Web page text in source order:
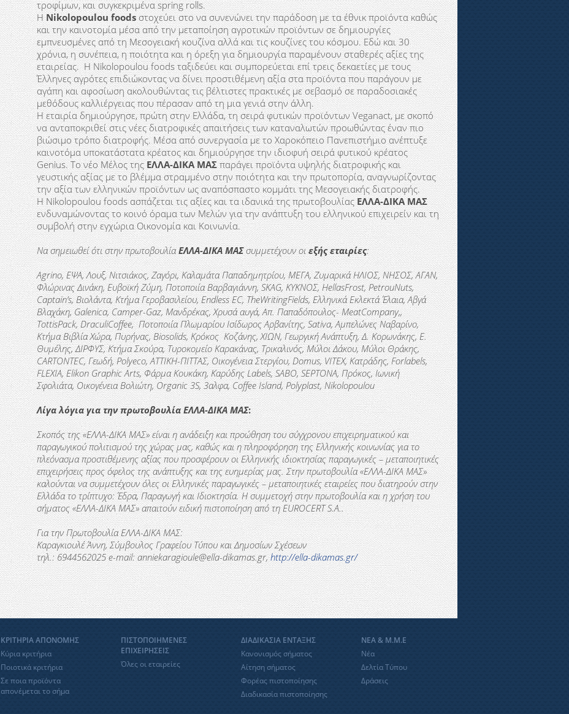
τροφίμων, και συγκεκριμένα spring rolls.
HNikolopoulou foodsστοχεύει στο να συνενώνει την παράδοση με τα έθνικ προϊόντα καθώς
και την καινοτομία μέσα από την μεταποίηση αγροτικών προϊόντων σε δημιουργίες
εμπνευσμένες από τη Μεσογειακή κουζίνα αλλά και τις κουζίνες του κόσμου. Εδώ και 30
χρόνια, η συνέπεια, η ποιότητα και η όρεξη για δημιουργία παραμένουν σταθερές αξίες της
εταιρείας. H Nikolopoulou foods ταξιδεύει και συμπορεύεται επί τρεις δεκαετίες με τους
Έλληνες αγρότες επιδιώκοντας να δίνει προστιθέμενη αξία στα προϊόντα που παράγουν με
αγάπη και αφοσίωση ακολουθώντας τις βέλτιστες πρακτικές με σεβασμό σε παραδοσιακές
μεθόδους καλλιέργειας που πέρασαν από τη μια γενιά στην άλλη.
H εταιρία δημιούργησε, πρώτη στην Ελλάδα, τη σειρά φυτικών προϊόντων Veganact, με σκοπό
να ανταποκριθεί στις νέες διατροφικές απαιτήσεις των καταναλωτών προωθώντας έναν πιο
βιώσιμο τρόπο διατροφής. Μέσα από συνεργασία με το Χαροκόπειο Πανεπιστήμιο ανέπτυξε
καινοτόμα υποκατάστατα κρέατος και δημιούργησε την ιδιοφυή σειρά φυτικού κρέατος
Genius. Το νέο Μέλος τηςΕΛΛΑ-ΔΙΚΑ ΜΑΣπαράγει προϊόντα υψηλής διατροφικής και
γευστικής αξίας με το βλέμμα στραμμένο στην ποιότητα και την πρωτοπορία, αναγνωρίζοντας
την αξία των ελληνικών προϊόντων ως αναπόσπαστο κομμάτι της Μεσογειακής διατροφής.
Η Nikolopoulou foods ασπάζεται τις αξίες και τα ιδανικά της πρωτοβουλίαςΕΛΛΑ-ΔΙΚΑ ΜΑΣ
ενδυναμώνοντας το κοινό όραμα των Μελών για την ανάπτυξη του ελληνικού επιχειρείν και τη
συμβολή στην εγχώρια Οικονομία και Κοινωνία.
Να σημειωθεί ότι στην πρωτοβουλίαΕΛΛΑ-ΔΙΚΑ ΜΑΣσυμμετέχουν οιεξής εταιρίες:
Agrino, ΕΨΑ, Λουξ, Νιτσιάκος, Ζαγόρι, Καλαμάτα Παπαδημητρίου, ΜΕΓΑ, Ζυμαρικά ΗΛΙΟΣ, ΝΗΣΟΣ, ΑΓΑΝ,
Φλώρινας Δινάκη, Ευβοϊκή Ζύμη, Ποτοποιία Βαρβαγιάννη, SKAG, KΥΚΝΟΣ, HellasFrost, PetrouNuts,
Captain’s, Βιολάντα, Κτήμα Γεροβασιλείου, Endless EC, TheWritingFields, Ελληνικά Εκλεκτά Έλαια, Aβγά
Βλαχάκη, Galenica, Camper-Gaz, Μανδρέκας, Χρυσά αυγά, Απ. Παπαδόπουλος- MeatCompany,,
TottisPack, DraculiCoffee, Ποτοποιία Πλωμαρίου Ισίδωρος Αρβανίτης, Sativa, Αμπελώνες Ναβαρίνο,
Κτήμα Βιβλία Χώρα, Πυρήνας, Biosolids, Κρόκος Κοζάνης, ΧΙΩΝ, Γεωργική Ανάπτυξη, Δ. Κορωνάκης, Ε.
Θυμέλης, ΔΙΡΦΥΣ, Κτήμα Σκούρα, Τυροκομείο Καρακάνας, Τρικαλινός, Μύλοι Δάκου, Μύλοι Θράκης,
CARTONTEC, Γεωδή, Polyeco, ΑΤΤΙΚΗ-ΠΙΤΤΑΣ, Οικογένεια Στεργίου, Domus, VITEX, Κατράδης, Forlabels,
FLEXIA, Elikon Graphic Arts, Φάρμα Κουκάκη, Καρύδης Labels,SABO, SEPTONA, Πρόκος, Ιωνική
Σφολιάτα, Οικογένεια Βολιώτη, Organic 3S, 3αλφα,Coffee Island, Polyplast, Nikolopoulou
Λίγα λόγια για την πρωτοβουλία ΕΛΛΑ-ΔΙΚΑ ΜΑΣ:
Σκοπός της «ΕΛΛΑ-ΔΙΚΑ ΜΑΣ» είναι η ανάδειξη και προώθηση του σύγχρονου επιχειρηματικού και
παραγωγικού πολιτισμού της χώρας μας, καθώς και η πληροφόρηση της Ελληνικής κοινωνίας για το
πλεόνασμα προστιθέμενης αξίας που προσφέρουν οι Ελληνικής ιδιοκτησίας παραγωγικές – μεταποιητικές
επιχειρήσεις προς όφελος της ανάπτυξης και της ευημερίας μας. Στην πρωτοβουλία «ΕΛΛΑ-∆ΙΚΑ ΜΑΣ»
καλούνται να συμμετέχουν όλες οι Ελληνικές παραγωγικές – μεταποιητικές εταιρείες που διατηρούν στην
Ελλάδα το τρίπτυχο: Έδρα, Παραγωγή και Ιδιοκτησία. Η συμμετοχή στην πρωτοβουλία και η χρήση του
σήματος «ΕΛΛΑ-∆ΙΚΑ ΜΑΣ» απαιτούν ειδική πιστοποίηση από τηEUROCERT S.A..
Για την Πρωτοβουλία ΕΛΛΑ-ΔΙΚΑ ΜΑΣ:
Καραγκιουλέ Άννη, Σύμβουλος Γραφείου Τύπου και Δημοσίων Σχέσεων
τηλ.: 6944562025 e-mail: anniekaragioule@ella-dikamas.gr,http://ella-dikamas.gr/
ΚΡΙΤΗΡΙΑ ΑΠΟΝΟΜΗΣ
Κύρια κριτήρια
Ποιοτικά κριτήρια
Σε ποια προϊόντα
απονέμεται το σήμα
ΠΙΣΤΟΠΟΙΗΜΕΝΕΣ
ΕΠΙΧΕΙΡΗΣΕΙΣ
Όλες οι εταιρείες
ΔΙΑΔΙΚΑΣΙΑ ΕΝΤΑΞΗΣ
Κανονισμός σήματος
Αίτηση σήματος
Φορέας πιστοποίησης
Διαδικασία πιστοποίησης
ΝΕΑ & Μ.Μ.Ε
Νέα
Δελτία Τύπου
Δράσεις